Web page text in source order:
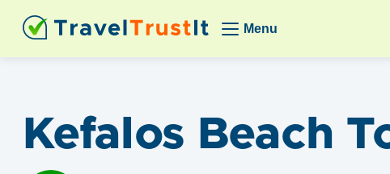
Menu
Kefalos Beach